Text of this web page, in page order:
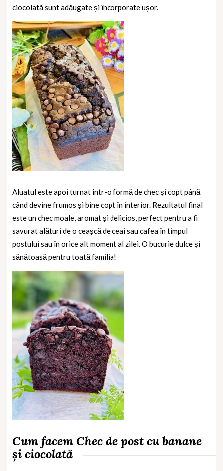
ciocolată sunt adăugate și încorporate ușor.
Aluatul este apoi turnat într-o formă de chec și copt până
când devine frumos și bine copt în interior. Rezultatul final
este un chec moale, aromat și delicios, perfect pentru a fi
savurat alături de o ceașcă de ceai sau cafea în timpul
postului sau în orice alt moment al zilei. O bucurie dulce și
sănătoasă pentru toată familia!
Cum facem Chec de post cu banane
și ciocolată